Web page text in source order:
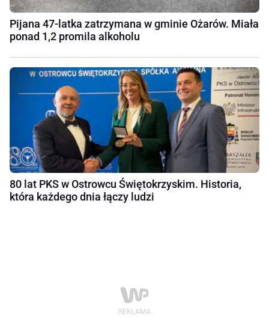
Pijana 47-latka zatrzymana w gminie Ożarów. Miała
ponad 1,2 promila alkoholu
80 lat PKS w Ostrowcu Świętokrzyskim. Historia,
która każdego dnia łączy ludzi